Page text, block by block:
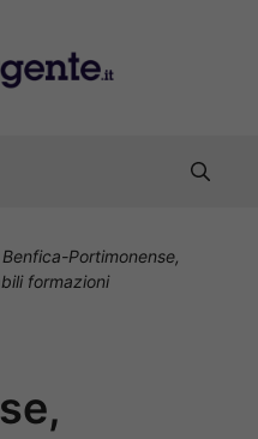
Benfica-Portimonense,
formazioni